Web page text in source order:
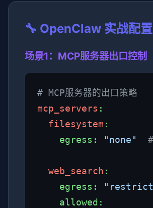
🔧 OpenClaw 实战配置
场景1：MCP服务器出口控制
# MCP服务器的出口策略
mcp_servers :
filesystem :
    egress:
"none"
web_search :
    egress:
    allowed: